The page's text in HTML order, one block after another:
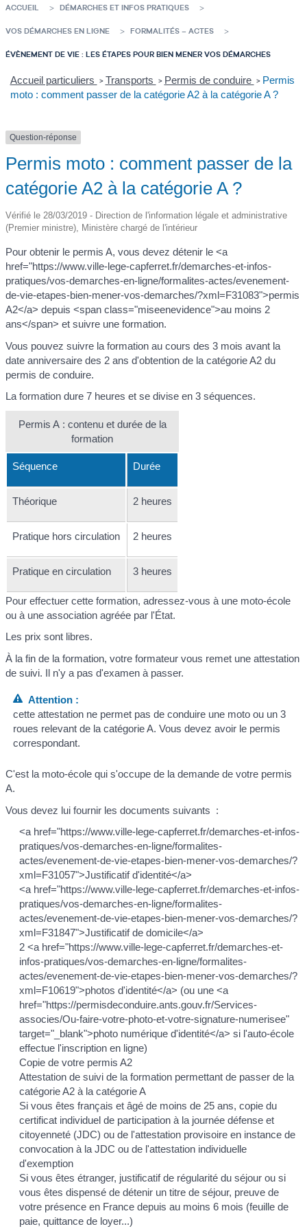
ACCUEIL DÉMARCHES ET INFOS PRATIQUES
VOS DÉMARCHES EN LIGNE FORMALITÉS – ACTES
ÉVÈNEMENT DE VIE : LES ÉTAPES POUR BIEN MENER VOS DÉMARCHES
Accueil particuliers > Transports > Permis de conduire > Permis
moto : comment passer de la catégorie A2 à la catégorie A ?
Question-réponse
Permis moto : comment passer de la
catégorie A2 à la catégorie A ?
Vérifié le 28/03/2019 - Direction de l'information légale et administrative
(Premier ministre), Ministère chargé de l'intérieur
Pour obtenir le permis A, vous devez détenir le <a
href="https://www.ville-lege-capferret.fr/demarches-et-infos-
pratiques/vos-demarches-en-ligne/formalites-actes/evenement-
de-vie-etapes-bien-mener-vos-demarches/?xml=F31083">permis
A2</a> depuis <span class="miseenevidence">au moins 2
ans</span> et suivre une formation.
Vous pouvez suivre la formation au cours des 3 mois avant la
date anniversaire des 2 ans d'obtention de la catégorie A2 du
permis de conduire.
La formation dure 7 heures et se divise en 3 séquences.
Permis A : contenu et durée de la
formation
Séquence Durée
Théorique 2 heures
Pratique hors circulation 2 heures
Pratique en circulation 3 heures
Pour effectuer cette formation, adressez-vous à une moto-école
ou à une association agréée par l'État.
Les prix sont libres.
À la fin de la formation, votre formateur vous remet une attestation
de suivi. Il n'y a pas d'examen à passer.
Attention :
cette attestation ne permet pas de conduire une moto ou un 3
roues relevant de la catégorie A. Vous devez avoir le permis
correspondant.
C'est la moto-école qui s'occupe de la demande de votre permis
A.
Vous devez lui fournir les documents suivants :
<a href="https://www.ville-lege-capferret.fr/demarches-et-infos-
pratiques/vos-demarches-en-ligne/formalites-
actes/evenement-de-vie-etapes-bien-mener-vos-demarches/?
xml=F31057">Justificatif d'identité</a>
<a href="https://www.ville-lege-capferret.fr/demarches-et-infos-
pratiques/vos-demarches-en-ligne/formalites-
actes/evenement-de-vie-etapes-bien-mener-vos-demarches/?
xml=F31847">Justificatif de domicile</a>
2 <a href="https://www.ville-lege-capferret.fr/demarches-et-
infos-pratiques/vos-demarches-en-ligne/formalites-
actes/evenement-de-vie-etapes-bien-mener-vos-demarches/?
xml=F10619">photos d'identité</a> (ou une <a
href="https://permisdeconduire.ants.gouv.fr/Services-
associes/Ou-faire-votre-photo-et-votre-signature-numerisee"
target="_blank">photo numérique d'identité</a> si l'auto-école
effectue l'inscription en ligne)
Copie de votre permis A2
Attestation de suivi de la formation permettant de passer de la
catégorie A2 à la catégorie A
Si vous êtes français et âgé de moins de 25 ans, copie du
certificat individuel de participation à la journée défense et
citoyenneté (JDC) ou de l'attestation provisoire en instance de
convocation à la JDC ou de l'attestation individuelle
d'exemption
Si vous êtes étranger, justificatif de régularité du séjour ou si
vous êtes dispensé de détenir un titre de séjour, preuve de
votre présence en France depuis au moins 6 mois (feuille de
paie, quittance de loyer...)